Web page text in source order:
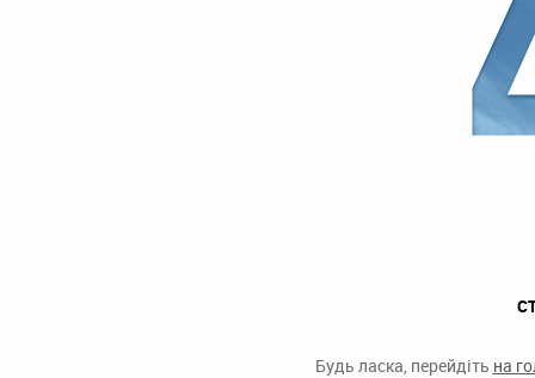
Будь ласка, перейдіть на